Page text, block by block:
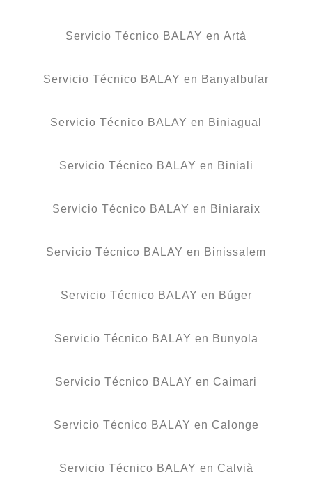
Servicio Técnico BALAY en Artà
Servicio Técnico BALAY en Banyalbufar
Servicio Técnico BALAY en Biniagual
Servicio Técnico BALAY en Biniali
Servicio Técnico BALAY en Biniaraix
Servicio Técnico BALAY en Binissalem
Servicio Técnico BALAY en Búger
Servicio Técnico BALAY en Bunyola
Servicio Técnico BALAY en Caimari
Servicio Técnico BALAY en Calonge
Servicio Técnico BALAY en Calvià